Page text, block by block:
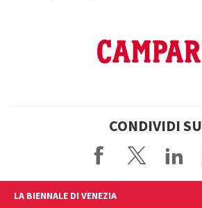
CONDIVIDI SU
LA BIENNALE DI VENEZIA